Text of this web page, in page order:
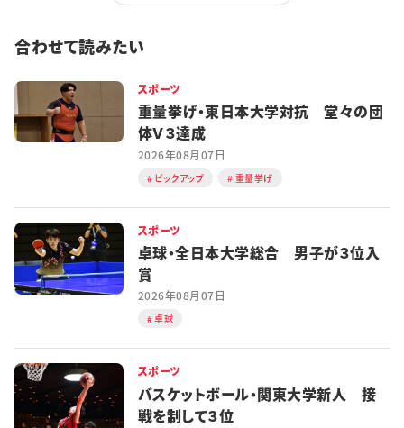
合わせて読みたい
スポーツ
重量挙げ・東日本大学対抗 堂々の団
体Ｖ３達成
2026年08月07日
ピックアップ 重量挙げ
スポーツ
卓球・全日本大学総合 男子が３位入
賞
2026年08月07日
卓球
スポーツ
バスケットボール・関東大学新人 接
戦を制して３位